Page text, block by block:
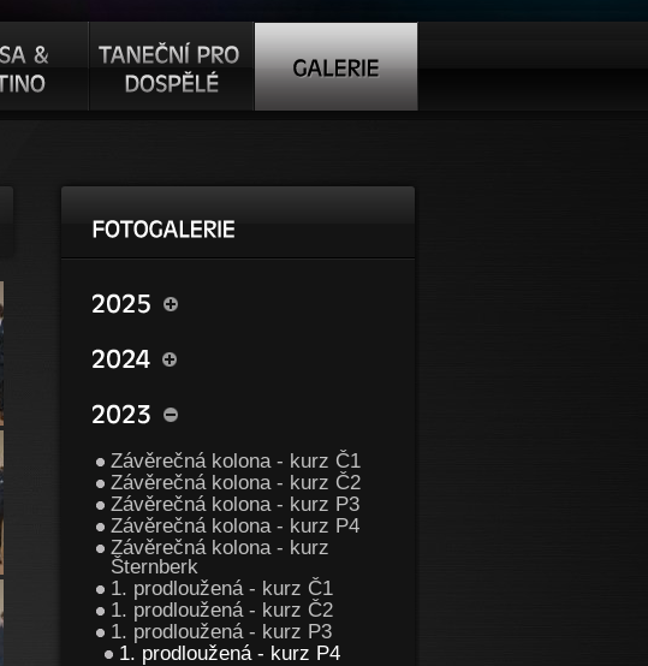
Závěrečná kolona - kurz Č1
Závěrečná kolona - kurz Č2
Závěrečná kolona - kurz P3
Závěrečná kolona - kurz P4
Závěrečná kolona - kurz
Šternberk
1. prodloužená - kurz Č1
1. prodloužená - kurz Č2
1. prodloužená - kurz P3
1. prodloužená - kurz P4